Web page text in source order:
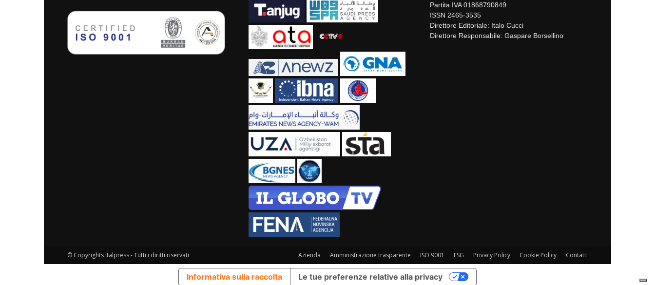
Partita IVA 01868790849
ISSN 2465-3535
Direttore Editoriale: Italo Cucci
Direttore Responsabile: Gaspare Borsellino
Azienda Amministrazione trasparente ISO 9001 ESG Privacy Policy Cookie Policy Contatti
© Copyrights Italpress - Tutti i diritti riservati
Informativa sulla raccolta Le tue preferenze relative alla privacy